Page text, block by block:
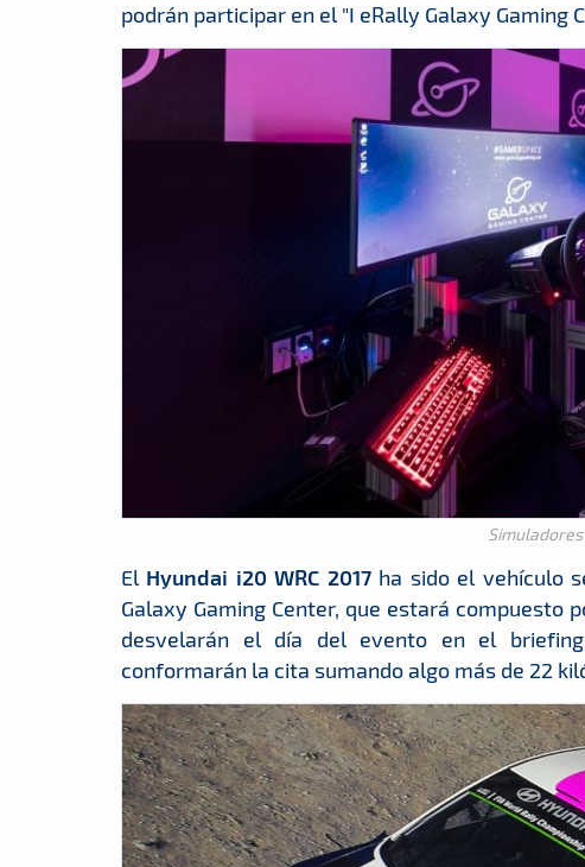
podrán participar en el "I eRally Galaxy Gaming
El Hyundai i20 WRC 2017ha sido el vehículo
Galaxy Gaming Center, que estará compuesto
desvelarán el día del evento en el
conformarán la cita sumando algo más de 22